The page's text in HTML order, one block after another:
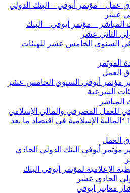
عمل – مؤتمر أيوفي – البنك الدولي
عشر
المباشر – مؤتمر أيوفي – البنك
الثاني عشر
السنوي الخامس عشر للهيئات
المؤتمر
العمل
مؤتمر أيوفي السنوي الخامس عشر
الشرعية
المباشر
للعمل المصرفي والمالي الإسلامي
السنوي 11 “المالية الإسلامية في اقتصاد ما بعد
العمل
مؤتمر أيوفي البنك الدولي الحادي
الإعلامية لمؤتمر أيوفي البنك
الحادي عشر
معايير أيوفي